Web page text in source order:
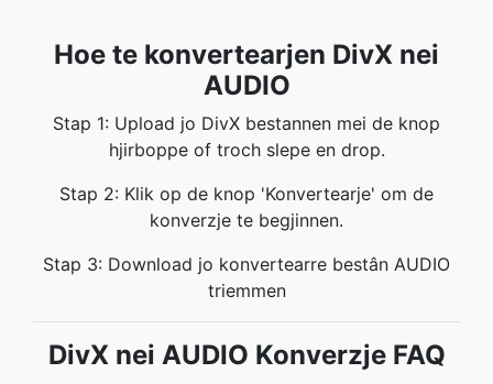
Hoe te konvertearjen DivX nei
AUDIO
Stap 1: Upload jo DivX bestannen mei de knop
hjirboppe of troch slepe en drop.
Stap 2: Klik op de knop 'Konvertearje' om de
konverzje te begjinnen.
Stap 3: Download jo konvertearre bestân AUDIO
triemmen
DivX nei AUDIO Konverzje FAQ